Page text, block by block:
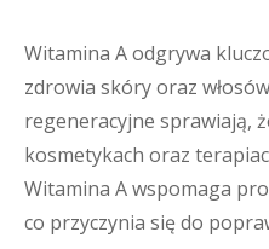
Witamina A odgrywa
zdrowia skóry oraz
regeneracyjne sprawiają,
kosmetykach oraz
Witamina A wspomaga
co przyczynia się do